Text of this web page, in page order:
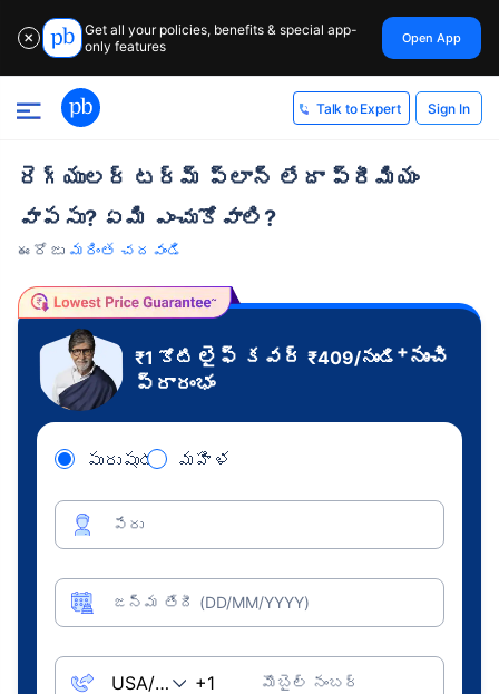
✕
Get all your policies, benefits & special app-
only features
Open App
Talk to Expert Sign In
రెగ్యులర్ టర్మ్ ప్లాన్ లేదా ప్రీమియం
వాపసు? ఏమి ఎంచుకోవాలి?
ఈరోజు మరింత చదవండి
₹1 కోటి లైఫ్ కవర్ ₹409/నుండి +నుంచి
ప్రారంభం
పురుషుడు మహిళ
పేరు
జన్మ తేదీ (DD/MM/YYYY)
మొబైల్ నంబర్